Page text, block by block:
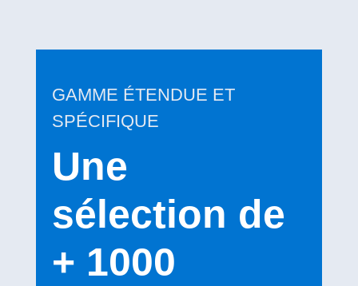
GAMME ÉTENDUE ET
SPÉCIFIQUE
Une
sélection de
+ 1000